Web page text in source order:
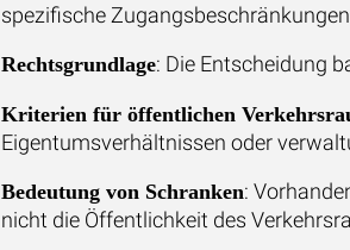
spezifische
Rechtsgrundlage: Die Entscheidung
Kriterien für öffentlichen
Eigentumsverhältnissen oder
Bedeutung von Schranken:
nicht die Öffentlichkeit des